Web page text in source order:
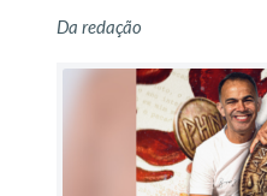
Da redação